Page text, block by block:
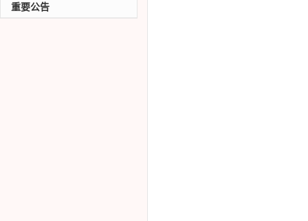
代理行业务
重要公告